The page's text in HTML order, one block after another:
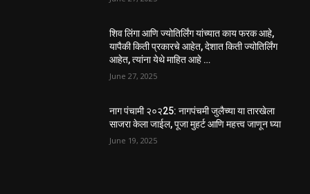
शिव लिंगा आणि ज्योतिर्लिंग यांच्यात काय फरक आहे,
यापैकी किती प्रकारचे आहेत, देशात किती ज्योतिर्लिंग
आहेत, त्यांना येथे माहित आहे …
June 27, 2025
नाग पंचामी २०२25: नागपंचमी जुलैच्या या तारखेला
साजरा केला जाईल, पूजा मुहर्ट आणि महत्त्व जाणून घ्या
June 19, 2025